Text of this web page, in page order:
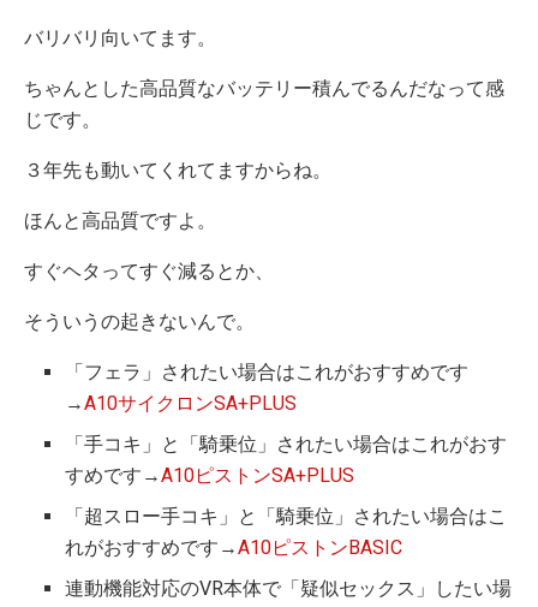
バリバリ向いてます。
ちゃんとした高品質なバッテリー積んでるんだなって感
じです。
３年先も動いてくれてますからね。
ほんと高品質ですよ。
すぐヘタってすぐ減るとか、
そういうの起きないんで。
「フェラ」されたい場合はこれがおすすめです
→A10サイクロンSA+PLUS
「手コキ」と「騎乗位」されたい場合はこれがおす
すめです→A10ピストンSA+PLUS
「超スロー手コキ」と「騎乗位」されたい場合はこ
れがおすすめです→A10ピストンBASIC
連動機能対応のVR本体で「疑似セックス」したい場